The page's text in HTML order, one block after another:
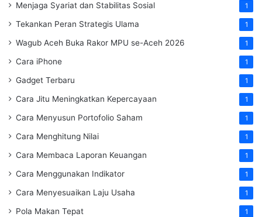
Menjaga Syariat dan Stabilitas Sosial 1
Tekankan Peran Strategis Ulama 1
Wagub Aceh Buka Rakor MPU se-Aceh 2026 1
Cara iPhone 1
Gadget Terbaru 1
Cara Jitu Meningkatkan Kepercayaan 1
Cara Menyusun Portofolio Saham 1
Cara Menghitung Nilai 1
Cara Membaca Laporan Keuangan 1
Cara Menggunakan Indikator 1
Cara Menyesuaikan Laju Usaha 1
Pola Makan Tepat 1